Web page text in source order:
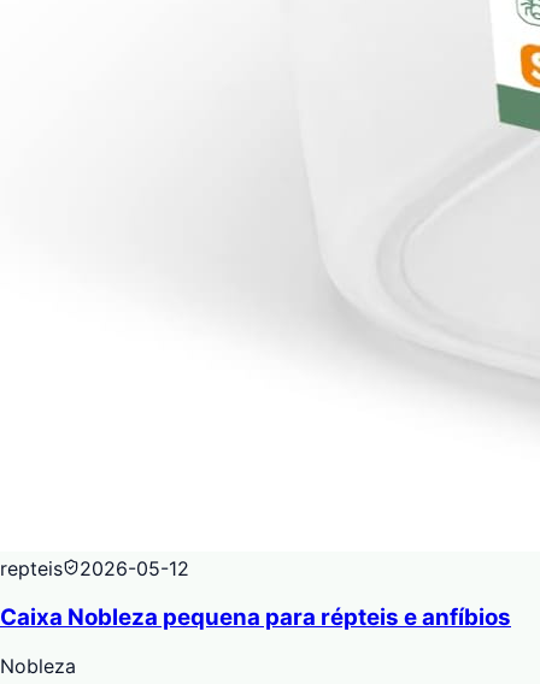
repteis 2026-05-12
Caixa Nobleza pequena para répteis e anfíbios
Nobleza